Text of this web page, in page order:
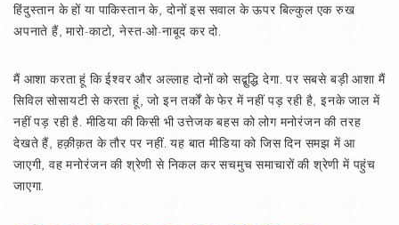
हिंदुस्तान के हों या पाकिस्तान के, दोनों इस सवाल के ऊपर बिल्कुल एक रुख
अपनाते हैं, मारो-काटो, नेस्त-ओ-नाबूद कर दो.
मैं आशा करता हूं कि ईश्वर और अल्लाह दोनों को सद्बुद्धि देगा. पर सबसे बड़ी आशा मैं
सिविल सोसायटी से करता हूं, जो इन तर्कों के फेर में नहीं पड़ रही है, इनके जाल में
नहीं पड़ रही है. मीडिया की किसी भी उत्तेजक बहस को लोग मनोरंजन की तरह
देखते हैं, हक़ीक़त के तौर पर नहीं. यह बात मीडिया को जिस दिन समझ में आ
जाएगी, वह मनोरंजन की श्रेणी से निकल कर सचमुच समाचारों की श्रेणी में पहुंच
जाएगा.